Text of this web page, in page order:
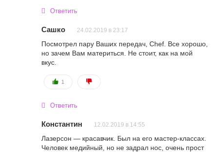
Ответить
Сашко 24.02.2019 в 23:17
Посмотрел пару Ваших передач, Chef. Все хорошо,
но зачем Вам материться. Не стоит, как на мой
вкус.
1
Ответить
Константин 12.02.2019 в 14:55
Лазерсон — красавчик. Был на его мастер-классах.
Человек медийный, но не задрал нос, очень прост